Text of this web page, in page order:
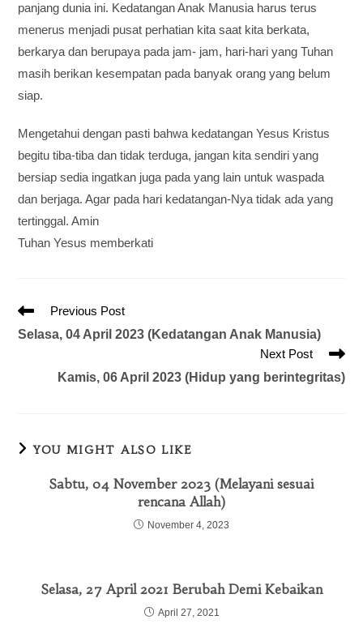
panjang dunia ini. Kedatangan Anak Manusia harus terus
menerus menjadi pusat perhatian kita saat kita berkata,
berkarya dan berupaya pada jam- jam, hari-hari yang Tuhan
masih berikan kesempatan pada banyak orang yang belum
siap.
Mengetahui dengan pasti bahwa kedatangan Yesus Kristus
begitu tiba-tiba dan tidak terduga, jangan kita sendiri yang
bersiap sedia ingatkan juga pada yang lain untuk waspada
dan berjaga. Agar pada hari kedatangan-Nya tidak ada yang
tertinggal. Amin
Tuhan Yesus memberkati
Previous Post
Selasa, 04 April 2023 (Kedatangan Anak Manusia)
Next Post
Kamis, 06 April 2023 (Hidup yang berintegritas)
YOU MIGHT ALSO LIKE
Sabtu, 04 November 2023 (Melayani sesuai
rencana Allah)
November 4, 2023
Selasa, 27 April 2021 Berubah Demi Kebaikan
April 27, 2021